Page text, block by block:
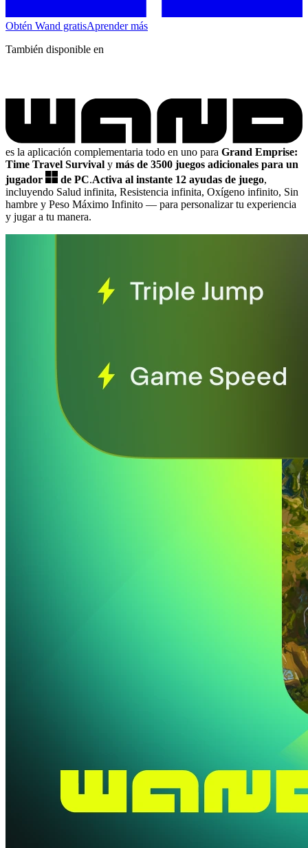
Obtén Wand gratisAprender más
También disponible en
es la aplicación complementaria todo en uno para Grand Emprise:
Time Travel Survival y más de 3500 juegos adicionales para un
jugador
de PC.Activa al instante 12 ayudas de juego,
incluyendo Salud infinita, Resistencia infinita, Oxígeno infinito, Sin
hambre y Peso Máximo Infinito — para personalizar tu experiencia
y jugar a tu manera.